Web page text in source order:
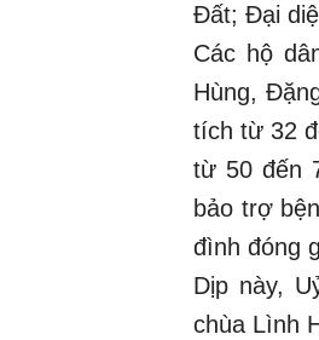
Đất; Đại
Các hộ
Hùng,
tích từ 32
từ 50 đến
bảo trợ
đình đóng
Dịp này,
chùa Lình